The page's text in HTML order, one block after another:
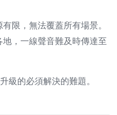
限，無法覆蓋所有場景。
地，一線聲音難及時傳達至
級的必須解決的難題。